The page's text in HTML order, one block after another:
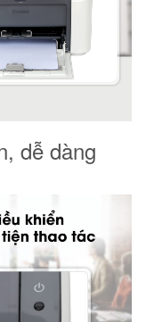
dễ dàng